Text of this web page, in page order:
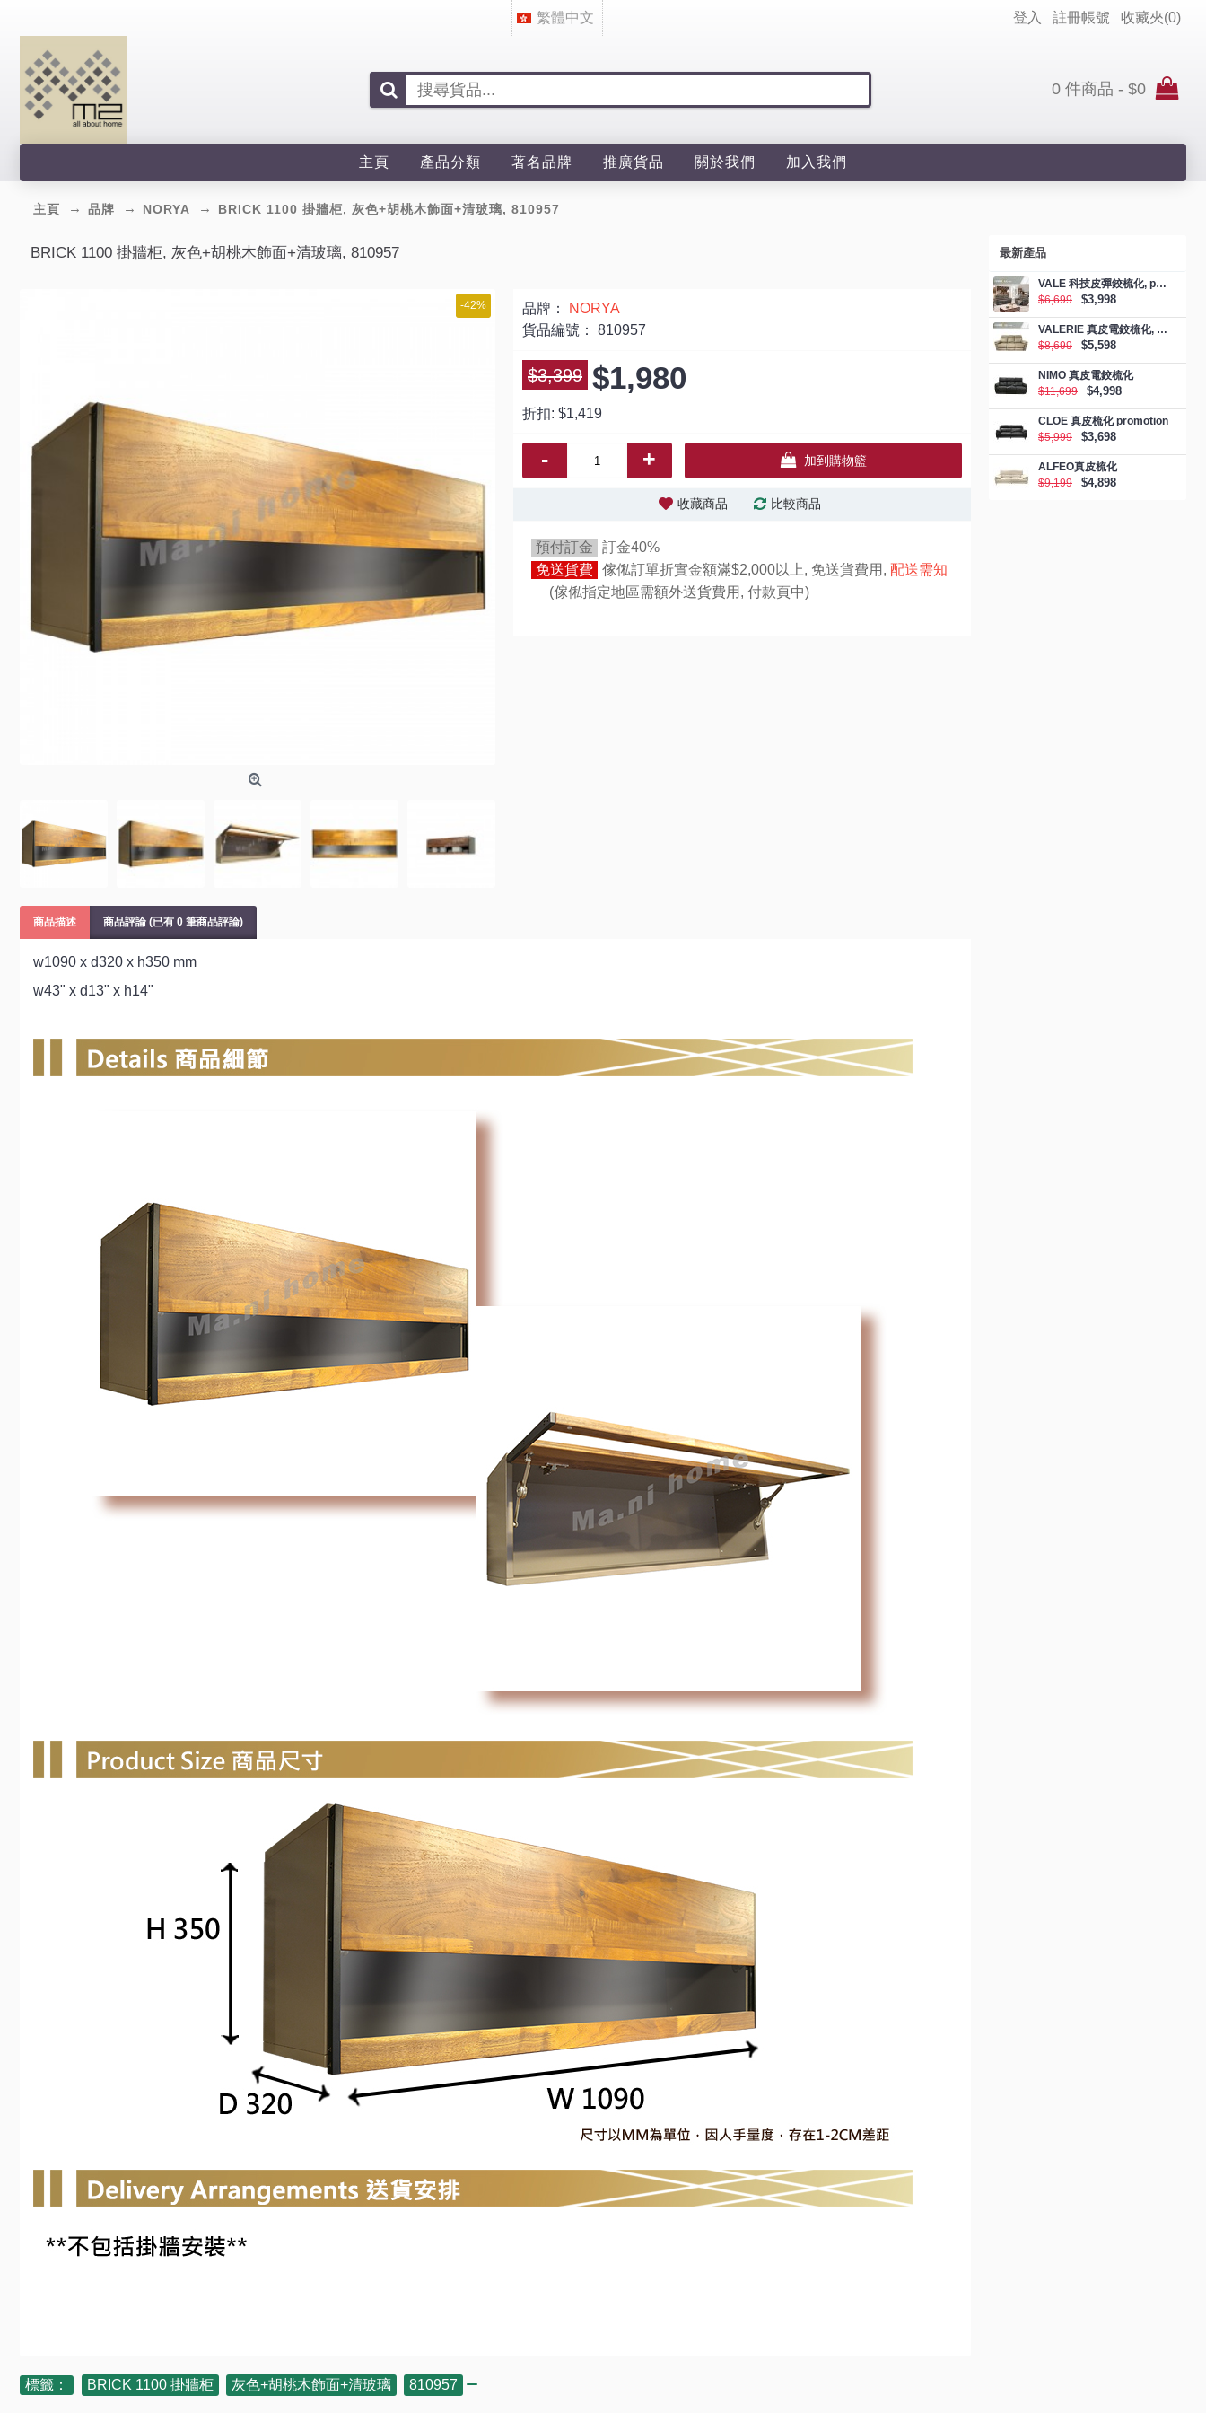
繁體中文 登入 註冊帳號 收藏夾(0)
0 件商品 - $0
主頁 產品分類 著名品牌 推廣貨品 關於我們 加入我們
主頁 品牌 NORYA BRICK 1100 掛牆柜, 灰色+胡桃木飾面+清玻璃, 810957
最新產品
VALE 科技皮彈鉸梳化, promotion
$6,699
$3,998
VALERIE 真皮電鉸梳化, promotion
$8,699
$5,598
NIMO 真皮電鉸梳化
$11,699
$4,998
CLOE 真皮梳化 promotion
$5,999
$3,698
ALFEO真皮梳化
$9,199
$4,898
BRICK 1100 掛牆柜, 灰色+胡桃木飾面+清玻璃, 810957
-42% 品牌：
NORYA
貨品編號： 810957
$3,399 $1,980
折扣: $1,419
- + 加到購物籃
收藏商品 比較商品
預付訂金
訂金40%
免送貨費 傢俬訂單折實金額滿$2,000以上, 免送貨費用, 配送需知
(傢俬指定地區需額外送貨費用, 付款頁中)
商品描述 商品評論 (已有 0 筆商品評論)
w1090 x d320 x h350 mm
w43" x d13" x h14"
標籤： BRICK 1100 掛牆柜 灰色+胡桃木飾面+清玻璃 810957